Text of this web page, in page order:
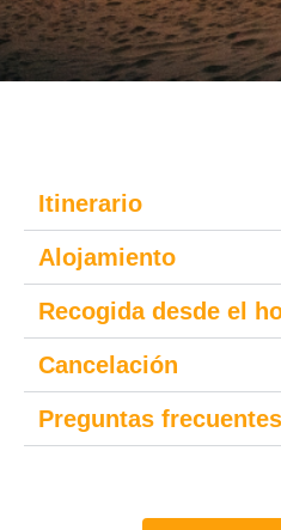
Itinerario
Alojamiento
Recogida desde el
Cancelación
Preguntas frecuentes